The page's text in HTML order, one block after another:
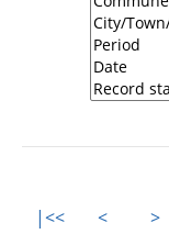
|<< < >